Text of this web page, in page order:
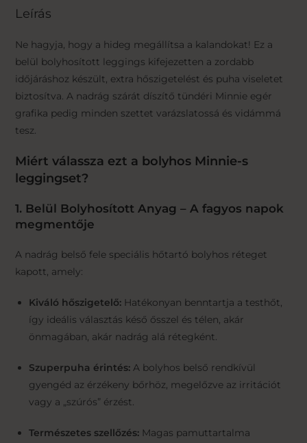
Leírás
Ne hagyja, hogy a hideg megállítsa a kalandokat! Ez a
belül bolyhosított leggings kifejezetten a zordabb
időjáráshoz készült, extra hőszigetelést és puha viseletet
biztosítva. A nadrág szárát díszítő tündéri Minnie egér
grafika pedig minden szettet varázslatossá és vidámmá
tesz.
Miért válassza ezt a bolyhos Minnie-s
leggingset?
1. Belül Bolyhosított Anyag – A fagyos napok
megmentője
A nadrág belső fele speciális hőtartó bolyhos réteget
kapott, amely:
Kiváló hőszigetelő: Hatékonyan benntartja a testhőt,
így ideális választás késő ősszel és télen, akár
önmagában, akár nadrág alá rétegként.
Szuperpuha érintés: A bolyhos belső rendkívül
gyengéd az érzékeny bőrhöz, megelőzve az irritációt
vagy a „szúrós” érzést.
Természetes szellőzés: Magas pamuttartalma